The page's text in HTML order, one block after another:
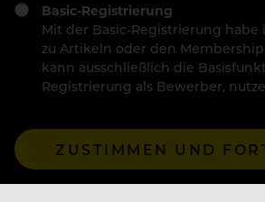
Basic-Registrierung
Mit der Basic-Registrierung habe
zu Artikeln oder den
kann ausschließlich die
Registrierung als Bewerber,
ZUSTIMMEN UND